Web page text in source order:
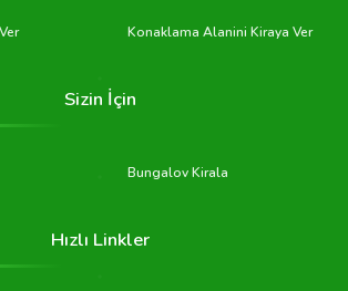
Konaklama Alanini Kiraya Ver
Sizin İçin
Bungalov Kirala
Hızlı Linkler